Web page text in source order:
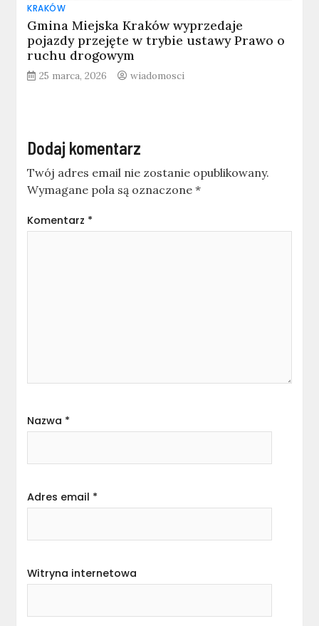
KRAKÓW
Gmina Miejska Kraków wyprzedaje
pojazdy przejęte w trybie ustawy Prawo o
ruchu drogowym
25 marca, 2026 wiadomosci
Dodaj komentarz
Twój adres email nie zostanie opublikowany.
Wymagane pola są oznaczone*
Komentarz *
Nazwa *
Adres email *
Witryna internetowa